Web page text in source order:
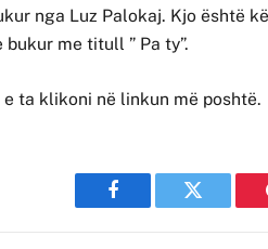
nga Luz Palokaj. Kjo është
me titull ” Pa ty”.
ta klikoni në linkun më poshtë.
Facebook Twitter